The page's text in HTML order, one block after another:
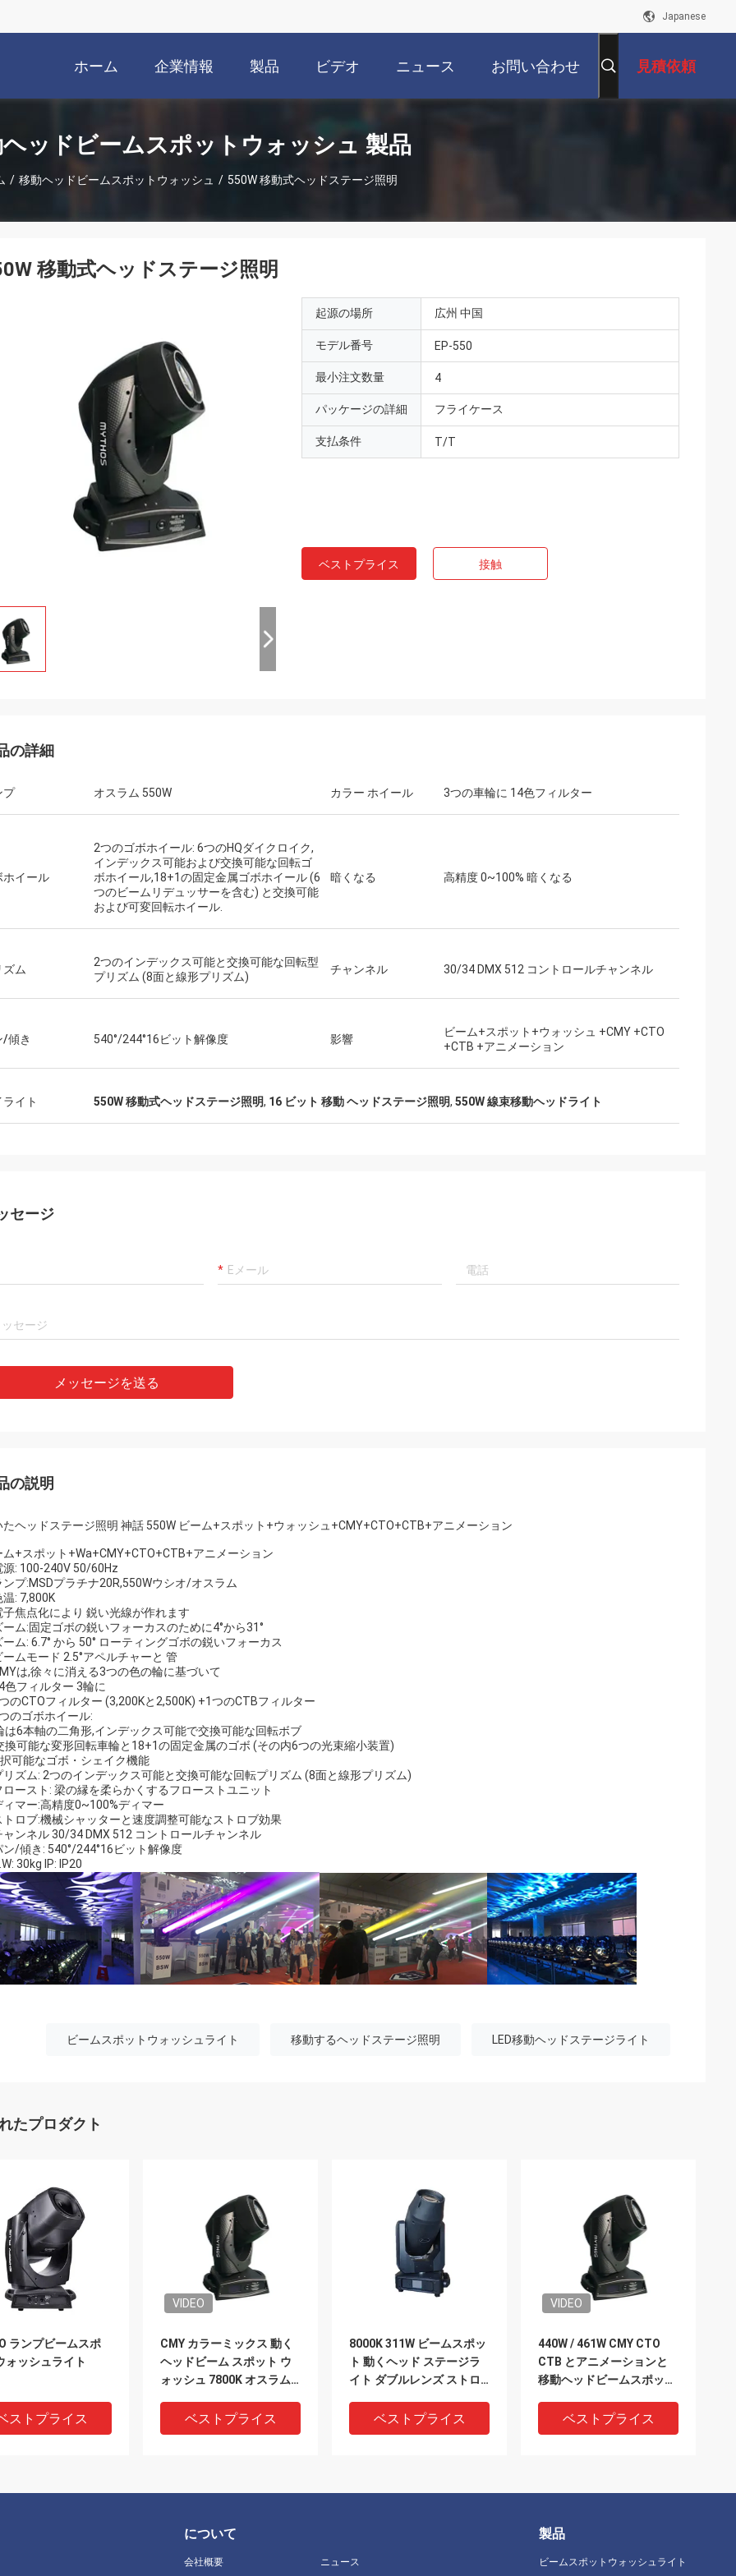
Japanese
ホーム 企業情報 製品 ビデオ ニュース お問い合わせ 見積依頼
ッドビームスポットウォッシュ 製品
/ 移動ヘッドビームスポットウォッシュ / 550W 移動式ヘッドステージ照明
移動式ヘッドステージ照明
起源の場所 広州 中国
モデル番号 EP-550
最小注文数量 4
パッケージの詳細 フライケース
支払条件 T/T
ベストプライス 接触
の詳細
プ オスラム 550W カラー ホイール 3つの車輪に 14色フィルター
ホイール
2つのゴボホイール: 6つのHQダイクロイク,
インデックス可能および交換可能な回転ゴ
ボホイール,18+1の固定金属ゴボホイール (6
つのビームリデュッサーを含む) と交換可能
および可変回転ホイール.
暗くなる 高精度 0~100% 暗くなる
ズム
2つのインデックス可能と交換可能な回転型
プリズム (8面と線形プリズム)
チャンネル 30/34 DMX 512 コントロールチャンネル
/傾き 540°/244°16ビット解像度 影響
ビーム+スポット+ウォッシュ +CMY +CTO
+CTB +アニメーション
イト 550W 移動式ヘッドステージ照明, 16 ビット 移動 ヘッドステージ照明, 550W 線束移動ヘッドライト
セージ
メッセージを送る
の説明
たヘッドステージ照明 神話 550W ビーム+スポット+ウォッシュ+CMY+CTO+CTB+アニメーション
ム+スポット+Wa+CMY+CTO+CTB+アニメーション
: 100-240V 50/60Hz
プ:MSDプラチナ20R,550Wウシオ/オスラム
: 7,800K
焦点化により 鋭い光線が作れます
ム:固定ゴボの鋭いフォーカスのために4°から31°
ム: 6.7° から 50° ローティングゴボの鋭いフォーカス
ムモード 2.5°アペルチャーと 管
は,徐々に消える3つの色の輪に基づいて
フィルター 3輪に
のCTOフィルター (3,200Kと2,500K) +1つのCTBフィルター
のゴボホイール:
は6本軸の二角形,インデックス可能で交換可能な回転ボブ
換可能な変形回転車輪と18+1の固定金属のゴボ (その内6つの光束縮小装置)
可能なゴボ・シェイク機能
ズム: 2つのインデックス可能と交換可能な回転プリズム (8面と線形プリズム)
ースト: 梁の縁を柔らかくするフローストユニット
マー:高精度0~100%ディマー
ロブ:機械シャッターと速度調整可能なストロブ効果
ンネル 30/34 DMX 512 コントロールチャンネル
/傾き: 540°/244°16ビット解像度
30kg IP: IP20
ビームスポットウォッシュライト 移動するヘッドステージ照明 LED移動ヘッドステージライト
たプロダクト
ランプビームスポ
ォッシュライト
ストプライス
VIDEO
CMY カラーミックス 動く
ヘッドビーム スポット ウ
ォッシュ 7800K オスラム
ベストプライス
8000K 311W ビームスポッ
ト 動くヘッド ステージラ
イト ダブルレンズ ストロ
ベストプライス
VIDEO
440W / 461W CMY CTO
CTB とアニメーションと
移動ヘッドビームスポット
ベストプライス
について
会社概要 ニュース
製品
ビームスポットウォッシュライト